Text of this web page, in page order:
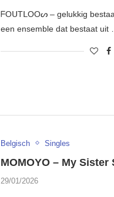
ᖴOᑌTᒪOOᔕ – gelukkig
een ensemble dat bestaat uit
Belgisch Singles
MOMOYO – My Sister
29/01/2026